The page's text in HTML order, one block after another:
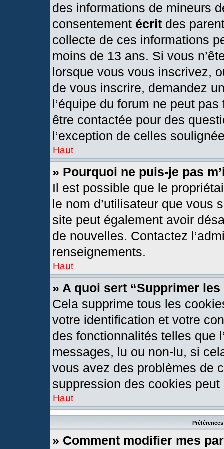
des informations de mineurs
consentement écrit des
collecte de ces informations
moins de 13 ans. Si vous
lorsque vous vous inscrivez,
de vous inscrire, demandez
l’équipe du forum ne peut
être contactée pour des
l’exception de celles
Haut
» Pourquoi ne puis-je pas
Il est possible que le
le nom d’utilisateur que vous
site peut également avoir
de nouvelles. Contactez
renseignements.
Haut
» A quoi sert “Supprimer
Cela supprime tous les
votre identification et votre
des fonctionnalités telles que
messages, lu ou non-lu, si
vous avez des problèmes de
suppression des cookies peut
Haut
» Comment modifier mes